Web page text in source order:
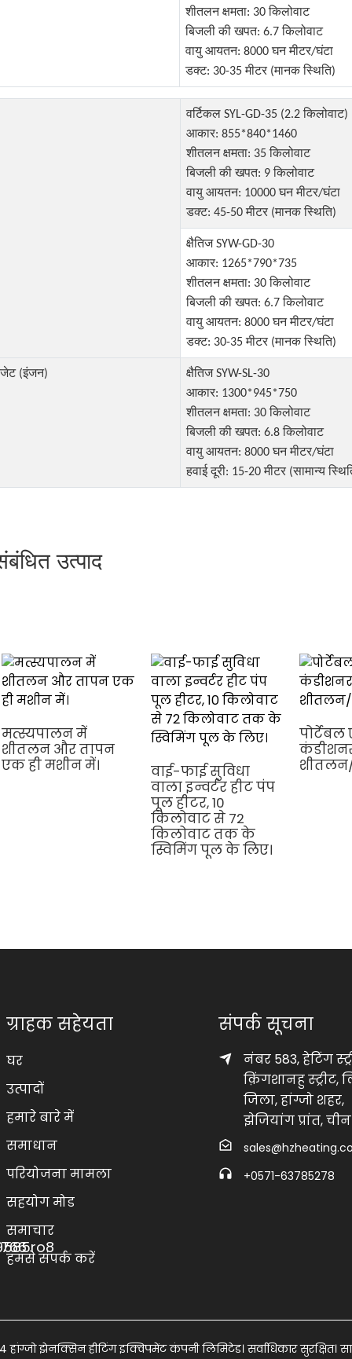
शीतलन क्षमता: 30 किलोवाट
बिजली की खपत: 6.7 किलोवाट
वायु आयतन: 8000 घन मीटर/घंटा
डक्ट: 30-35 मीटर (मानक स्थिति)
वर्टिकल SYL-GD-35 (2.2 किलोवाट)
आकार: 855*840*1460
शीतलन क्षमता: 35 किलोवाट
बिजली की खपत: 9 किलोवाट
वायु आयतन: 10000 घन मीटर/घंटा
डक्ट: 45-50 मीटर (मानक स्थिति)
क्षैतिज SYW-GD-30
आकार: 1265*790*735
शीतलन क्षमता: 30 किलोवाट
बिजली की खपत: 6.7 किलोवाट
वायु आयतन: 8000 घन मीटर/घंटा
डक्ट: 30-35 मीटर (मानक स्थिति)
जेट (इंजन)
क्षैतिज SYW-SL-30
आकार: 1300*945*750
शीतलन क्षमता: 30 किलोवाट
बिजली की खपत: 6.8 किलोवाट
वायु आयतन: 8000 घन मीटर/घंटा
हवाई दूरी: 15-20 मीटर (सामान्य
उत्पाद
मत्स्यपालन में
शीतलन और तापन
एक ही मशीन में।
वाई-फाई सुविधा
वाला इन्वर्टर हीट पंप
पूल हीटर, 10
किलोवाट से 72
किलोवाट तक के
स्विमिंग पूल के लिए।
पोर्टेबल
ग्राहक सहेयता
घर
उत्पादों
हमारे बारे में
समाधान
परियोजना मामला
सहयोग मोड
समाचार
हमसे संपर्क करें
संपर्क सूचना
नंबर 583, हेटिंग
क़िंगशानहु स्ट्रीट,
जिला, हांग्जो शहर,
झेजियांग प्रांत,
+0571-63785278
हांग्जो झेनक्सिन हीटिंग इक्विपमेंट कंपनी लिमिटेड। सर्वाधिकार सुरक्षित।